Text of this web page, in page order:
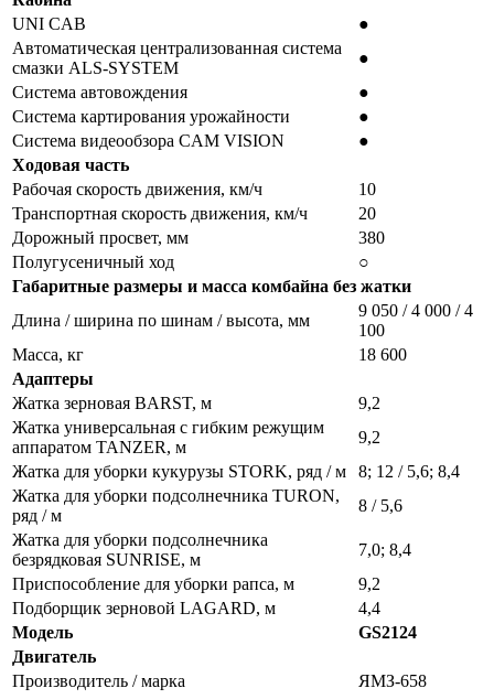
UNI CAB
●
Автоматическая централизованная система
смазки ALS-SYSTEM
●
Система автовождения
●
Система картирования урожайности
●
Система видеообзора CAM VISION
●
Ходовая часть
Рабочая скорость движения, км/ч
10
Транспортная скорость движения, км/ч
20
Дорожный просвет, мм
380
Полугусеничный ход
○
Габаритные размеры и масса комбайна без жатки
Длина / ширина по шинам / высота, мм
9 050 / 4 000 / 4
100
Масса, кг
18 600
Адаптеры
Жатка зерновая BARST, м
9,2
Жатка универсальная с гибким режущим
аппаратом TANZER, м
9,2
Жатка для уборки кукурузы STORK, ряд / м
8; 12 / 5,6; 8,4
Жатка для уборки подсолнечника TURON,
ряд / м
8 / 5,6
Жатка для уборки подсолнечника
безрядковая SUNRISE, м
7,0; 8,4
Приспособление для уборки рапса, м
9,2
Подборщик зерновой LAGARD, м
4,4
Модель
GS2124
Двигатель
Производитель / марка
ЯМЗ-658